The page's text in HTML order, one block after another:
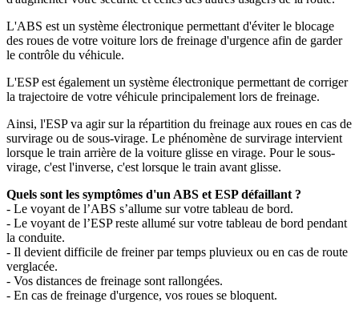
L'ABS est un système électronique permettant d'éviter le blocage
des roues de votre voiture lors de freinage d'urgence afin de garder
le contrôle du véhicule.
L'ESP est également un système électronique permettant de corriger
la trajectoire de votre véhicule principalement lors de freinage.
Ainsi, l'ESP va agir sur la répartition du freinage aux roues en cas de
survirage ou de sous-virage. Le phénomène de survirage intervient
lorsque le train arrière de la voiture glisse en virage. Pour le sous-
virage, c'est l'inverse, c'est lorsque le train avant glisse.
Quels sont les symptômes d'un ABS et ESP défaillant ?
- Le voyant de l’ABS s’allume sur votre tableau de bord.
- Le voyant de l’ESP reste allumé sur votre tableau de bord pendant
la conduite.
- Il devient difficile de freiner par temps pluvieux ou en cas de route
verglacée.
- Vos distances de freinage sont rallongées.
- En cas de freinage d'urgence, vos roues se bloquent.